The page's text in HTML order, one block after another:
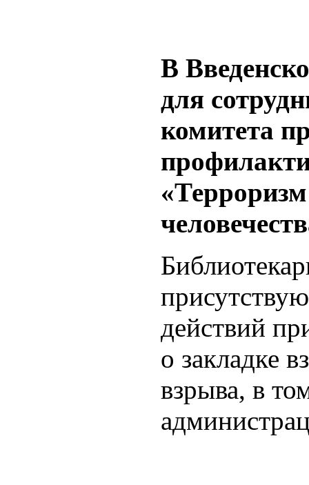
В
для
комитета
действий
о закладке
взрыва, в